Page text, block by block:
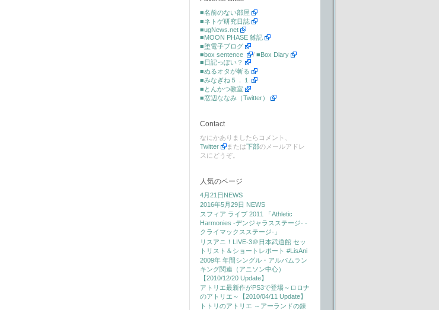
■名前のない部屋
■ネトゲ研究日誌
■ugNews.net
■MOON PHASE 雑記
■堕電子ブログ
■box sentence
/ ■Box Diary
■日記っぽい？
■ぬるオタが斬る
■みなぎね５．１
■とんかつ教室
■窓辺ななみ（Twitter）
Contact
なにかありましたらコメント、
Twitter
または下部のメールアドレ
スにどうぞ。
人気のページ
4月21日NEWS
2016年5月29日 NEWS
スフィア ライブ 2011 「Athletic
Harmonies -デンジャラスステージ- -
クライマックスステージ-」
リスアニ！LIVE-3＠日本武道館 セッ
トリスト＆ショートレポート #LisAni
2009年 年間シングル・アルバムラン
キング関連（アニソン中心）
【2010/12/20 Update】
アトリエ最新作がPS3で登場～ロロナ
のアトリエ～【2010/04/11 Update】
トトリのアトリエ ～アーランドの錬